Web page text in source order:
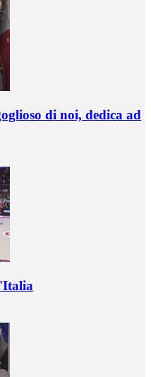
di noi, dedica ad